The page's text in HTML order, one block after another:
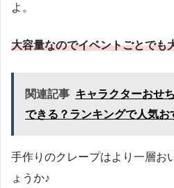
よ。
大容量なのでイベントごとでも
関連記事 キャラクターおせ
できる？ランキングで人気お
手作りのクレープはより一層お
ょうか♪